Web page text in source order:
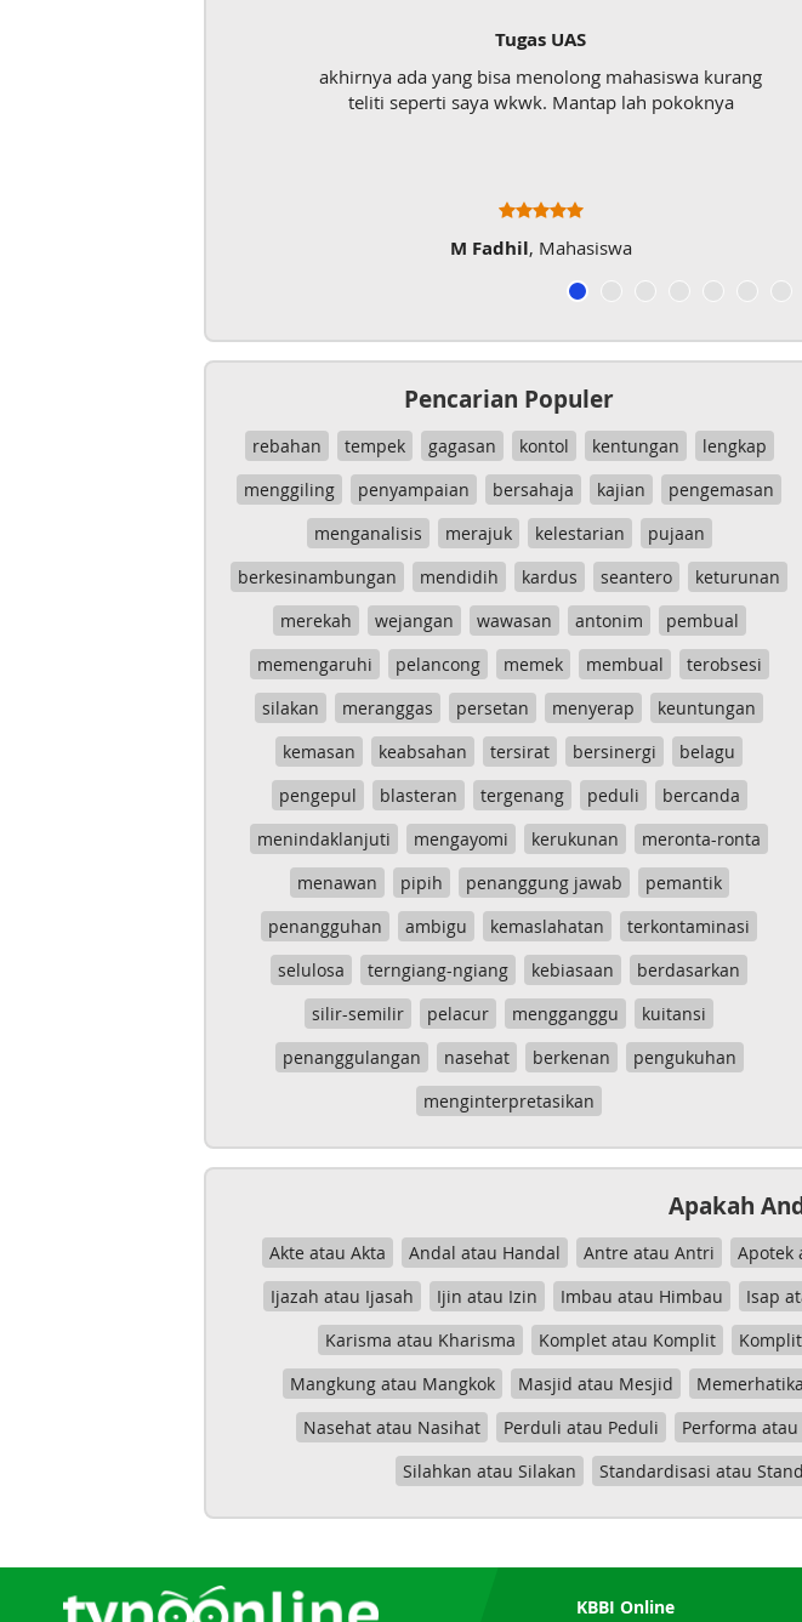
Tugas UAS
akhirnya ada yang bisa menolong mahasiswa kurang
teliti seperti saya wkwk. Mantap lah pokoknya
M Fadhil, Mahasiswa
Pencarian Populer
rebahan tempek gagasan kontol kentungan
lengkap
menggiling
penyampaian bersahaja kajian
pengemasan
menganalisis
merajuk kelestarian
pujaan
berkesinambungan
mendidih kardus seantero
keturunan
merekah
wejangan wawasan antonim
pembual
memengaruhi
pelancong memek membual
terobsesi
silakan
meranggas persetan menyerap
keuntungan
kemasan
keabsahan tersirat bersinergi
belagu
pengepul
blasteran tergenang peduli
bercanda
menindaklanjuti
mengayomi kerukunan
meronta-ronta
menawan
pipih penanggung jawab
pemantik
penangguhan
ambigu kemaslahatan
terkontaminasi
selulosa
terngiang-ngiang kebiasaan
berdasarkan
silir-semilir
pelacur mengganggu
kuitansi
penanggulangan
nasehat berkenan
pengukuhan
menginterpretasikan
Apakah
Akte atau Akta Andal atau Handal Antre atau Antri Apotek
Ijazah atau Ijasah
Ijin atau Izin Imbau atau Himbau Isap
Karisma atau Kharisma
Komplet atau Komplit
Mangkung atau Mangkok
Masjid atau Mesjid
Nasehat atau Nasihat
Perduli atau Peduli Performa
Silahkan atau Silakan
Standardisasi atau
KBBI Online